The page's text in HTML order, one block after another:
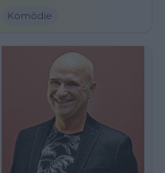
Freitag, 06.02.2026, 20:00
mitreden – live erleben.
#LandshutLacht
Komödie